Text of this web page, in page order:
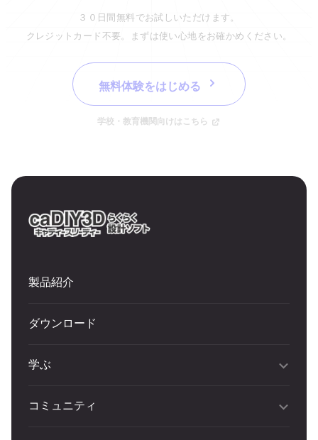
３０日間無料でお試しいただけます。
クレジットカード不要。まずは使い心地をお確かめください。
無料体験をはじめる
学校・教育機関向けはこちら
製品紹介
ダウンロード
学ぶ
コミュニティ